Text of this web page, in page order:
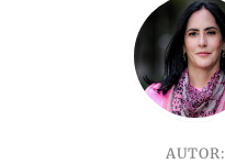
AUTOR: